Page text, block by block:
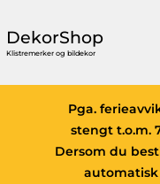
DekorShop
Klistremerker og bildekor
Pga.
stengt t.o.m.
Dersom du
automatisk